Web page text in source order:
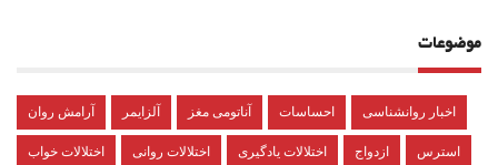
موضوعات
آرامش روان آلزایمر آناتومی مغز احساسات اخبار روانشناسی
اختلالات خواب اختلالات روانی اختلالات یادگیری ازدواج استرس